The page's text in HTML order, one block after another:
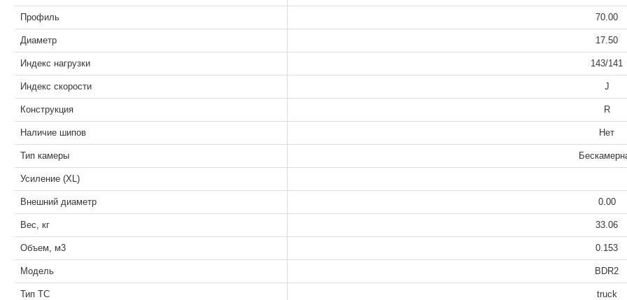
Профиль 70.00
Диаметр 17.50
Индекс нагрузки 143/141
Индекс скорости J
Конструкция R
Наличие шипов Нет
Тип камеры
Усиление (XL)
Внешний диаметр 0.00
Вес, кг 33.06
Объем, м3 0.153
Модель BDR2
Тип ТС truck